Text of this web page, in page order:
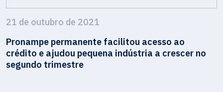
21 de outubro de 2021
Pronampe permanente facilitou acesso ao
crédito e ajudou pequena indústria a crescer no
segundo trimestre